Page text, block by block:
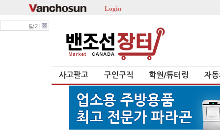
Login
닫기
사고팔고 구인구직 학원/튜터링 자